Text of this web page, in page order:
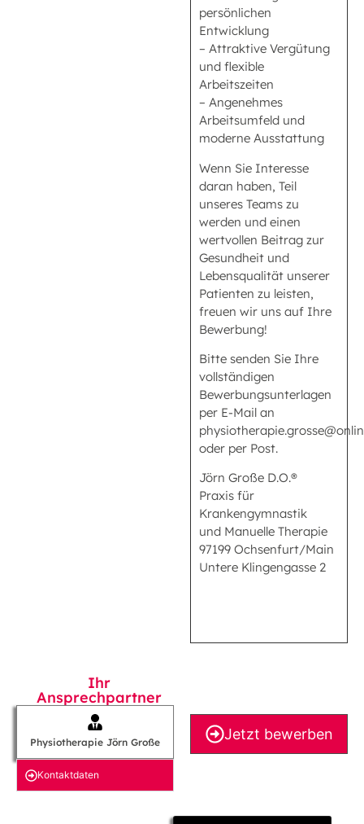
persönlichen
Entwicklung
– Attraktive Vergütung
und flexible
Arbeitszeiten
– Angenehmes
Arbeitsumfeld und
moderne Ausstattung
Wenn Sie Interesse
daran haben, Teil
unseres Teams zu
werden und einen
wertvollen Beitrag zur
Gesundheit und
Lebensqualität unserer
Patienten zu leisten,
freuen wir uns auf Ihre
Bewerbung!
Bitte senden Sie Ihre
vollständigen
Bewerbungsunterlagen
per E-Mail an
oder per Post.
Jörn Große D.O.®
Praxis für
Krankengymnastik
und Manuelle Therapie
97199 Ochsenfurt/Main
Untere Klingengasse 2
Ihr
Ansprechpartner
Physiotherapie Jörn Große
Kontakt­daten
Jetzt bewerben